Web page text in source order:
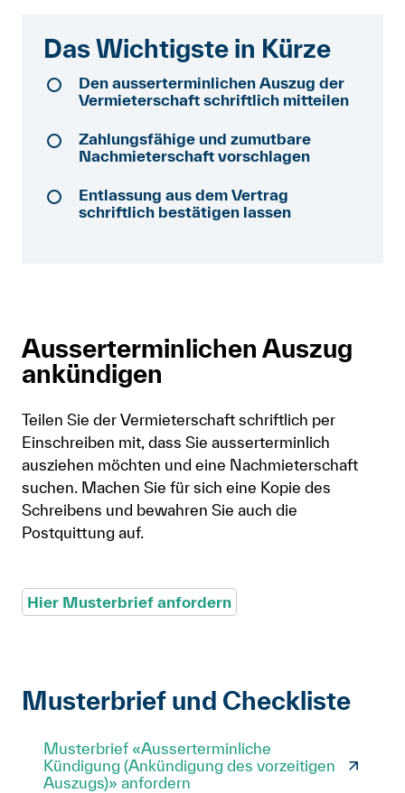
Das Wichtigste in Kürze
Den ausserterminlichen Auszug der
Vermieterschaft schriftlich mitteilen
Zahlungsfähige und zumutbare
Nachmieterschaft vorschlagen
Entlassung aus dem Vertrag
schriftlich bestätigen lassen
Ausserterminlichen Auszug
ankündigen
Teilen Sie der Vermieterschaft schriftlich per
Einschreiben mit, dass Sie ausserterminlich
ausziehen möchten und eine Nachmieterschaft
suchen. Machen Sie für sich eine Kopie des
Schreibens und bewahren Sie auch die
Postquittung auf.
Hier Musterbrief anfordern
Musterbrief und Checkliste
Musterbrief «Ausserterminliche
Kündigung (Ankündigung des vorzeitigen
Auszugs)» anfordern